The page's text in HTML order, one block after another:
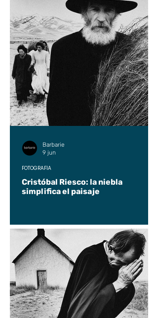
Cristóbal Riesco: la niebla
simplifica el paisaje
FOTOGRAFÍA
Barbarie
9 jun